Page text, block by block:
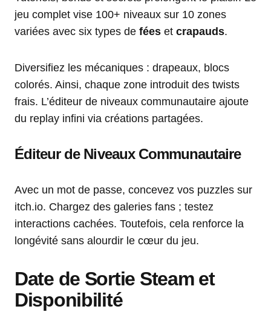
jeu complet vise 100+ niveaux sur 10 zones
variées avec six types de fées et crapauds.
Diversifiez les mécaniques : drapeaux, blocs
colorés. Ainsi, chaque zone introduit des twists
frais. L’éditeur de niveaux communautaire ajoute
du replay infini via créations partagées.
Éditeur de Niveaux Communautaire
Avec un mot de passe, concevez vos puzzles sur
itch.io. Chargez des galeries fans ; testez
interactions cachées. Toutefois, cela renforce la
longévité sans alourdir le cœur du jeu.
Date de Sortie Steam et
Disponibilité